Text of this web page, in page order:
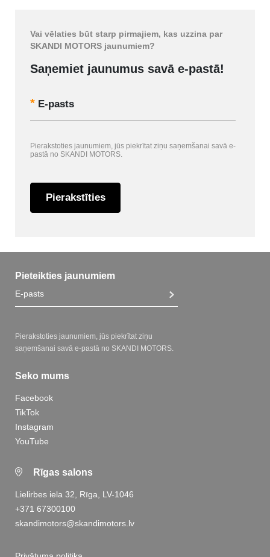
Vai vēlaties būt starp pirmajiem, kas uzzina par
SKANDI MOTORS jaunumiem?
Saņemiet jaunumus savā e-pastā!
E-pasts
Pierakstoties jaunumiem, jūs piekrītat ziņu saņemšanai savā e-
pastā no SKANDI MOTORS.
Pierakstīties
Pieteikties jaunumiem
Pierakstoties jaunumiem, jūs piekrītat ziņu
saņemšanai savā e-pastā no SKANDI MOTORS.
Seko mums
Facebook
TikTok
Instagram
YouTube
Rīgas salons
Lielirbes iela 32, Rīga, LV-1046
+371 67300100
skandimotors@skandimotors.lv